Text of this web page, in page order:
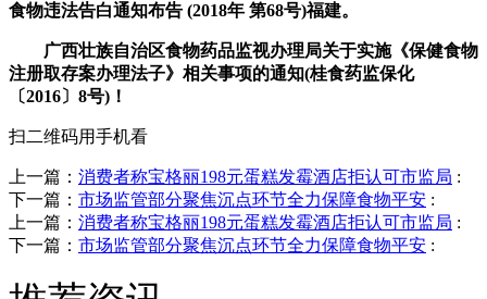
食物违法告白通知布告 (2018年 第68号)福建。
广西壮族自治区食物药品监视办理局关于实施《保健食物
注册取存案办理法子》相关事项的通知(桂食药监保化
〔2016〕8号)！
扫二维码用手机看
上一篇： 消费者称宝格丽198元蛋糕发霉酒店拒认可市监局 :
下一篇： 市场监管部分聚焦沉点环节全力保障食物平安 :
上一篇： 消费者称宝格丽198元蛋糕发霉酒店拒认可市监局 :
下一篇： 市场监管部分聚焦沉点环节全力保障食物平安 :